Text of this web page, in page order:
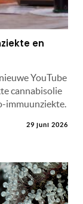
en
YouTube
cannabisolie
immuunziekte.
29 juni 2026